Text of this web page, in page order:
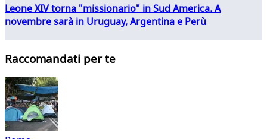
Leone XIV torna "missionario" in Sud America. A
novembre sarà in Uruguay, Argentina e Perù
Raccomandati per te